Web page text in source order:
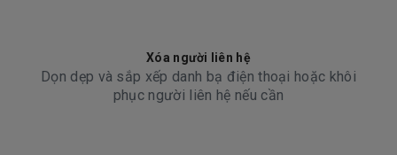
Xóa người liên hệ
Dọn dẹp và sắp xếp danh bạ điện thoại hoặc khôi
phục người liên hệ nếu cần